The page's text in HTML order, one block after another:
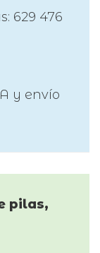
629 476
y envío
pilas,